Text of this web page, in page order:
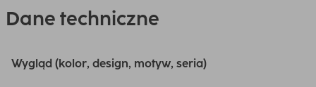
Dane techniczne
Wygląd (kolor, design, motyw, seria)